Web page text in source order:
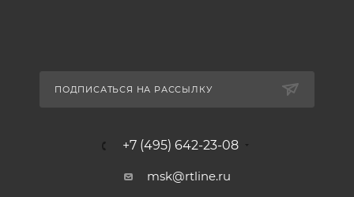
ПОДПИСАТЬСЯ НА РАССЫЛКУ
+7 (495) 642-23-08
msk@rtline.ru